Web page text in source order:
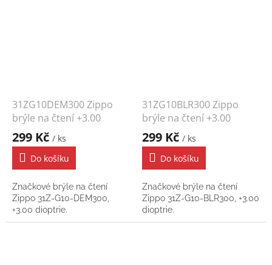
31ZG10DEM300 Zippo
brýle na čtení +3.00
299 Kč / ks
Do košíku
Značkové brýle na čtení
Zippo 31Z-G10-DEM300,
+3.00 dioptrie.
31ZG10BLR300 Zippo
brýle na čtení +3.00
299 Kč / ks
Do košíku
Značkové brýle na čtení
Zippo 31Z-G10-BLR300, +3.00
dioptrie.